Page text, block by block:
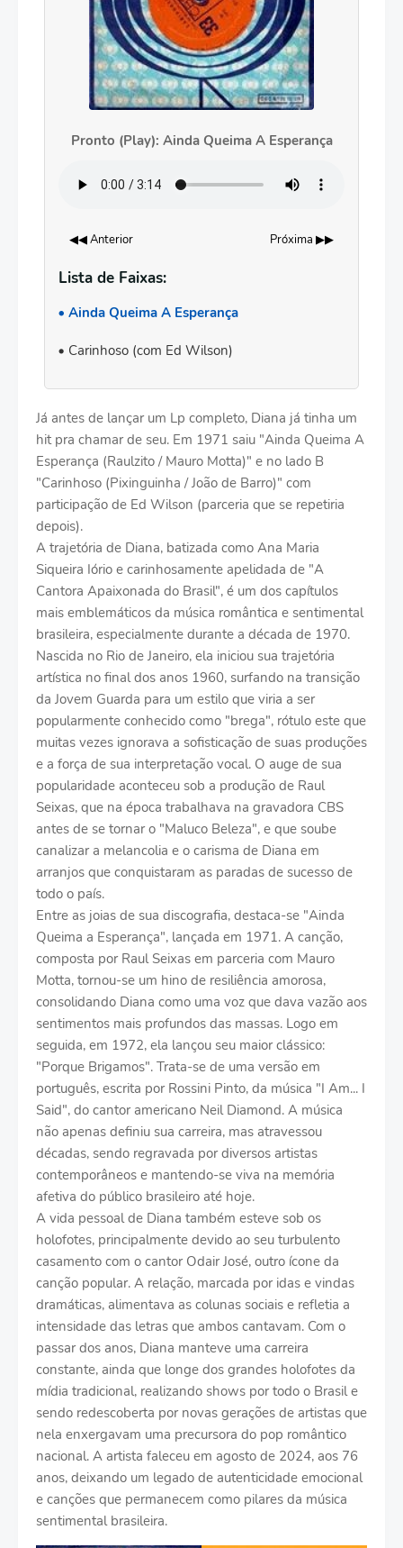
Pronto (Play): Ainda Queima A Esperança
◀◀ Anterior Próxima ▶▶
Lista de Faixas:
Ainda Queima A Esperança
Carinhoso (com Ed Wilson)
Já antes de lançar um Lp completo, Diana já tinha um
hit pra chamar de seu. Em 1971 saiu "Ainda Queima A
Esperança (Raulzito / Mauro Motta)" e no lado B
"Carinhoso (Pixinguinha / João de Barro)" com
participação de Ed Wilson (parceria que se repetiria
depois).
A trajetória de Diana, batizada como Ana Maria
Siqueira Iório e carinhosamente apelidada de "A
Cantora Apaixonada do Brasil", é um dos capítulos
mais emblemáticos da música romântica e sentimental
brasileira, especialmente durante a década de 1970.
Nascida no Rio de Janeiro, ela iniciou sua trajetória
artística no final dos anos 1960, surfando na transição
da Jovem Guarda para um estilo que viria a ser
popularmente conhecido como "brega", rótulo este que
muitas vezes ignorava a sofisticação de suas produções
e a força de sua interpretação vocal. O auge de sua
popularidade aconteceu sob a produção de Raul
Seixas, que na época trabalhava na gravadora CBS
antes de se tornar o "Maluco Beleza", e que soube
canalizar a melancolia e o carisma de Diana em
arranjos que conquistaram as paradas de sucesso de
todo o país.
Entre as joias de sua discografia, destaca-se "Ainda
Queima a Esperança", lançada em 1971. A canção,
composta por Raul Seixas em parceria com Mauro
Motta, tornou-se um hino de resiliência amorosa,
consolidando Diana como uma voz que dava vazão aos
sentimentos mais profundos das massas. Logo em
seguida, em 1972, ela lançou seu maior clássico:
"Porque Brigamos". Trata-se de uma versão em
português, escrita por Rossini Pinto, da música "I Am... I
Said", do cantor americano Neil Diamond. A música
não apenas definiu sua carreira, mas atravessou
décadas, sendo regravada por diversos artistas
contemporâneos e mantendo-se viva na memória
afetiva do público brasileiro até hoje.
A vida pessoal de Diana também esteve sob os
holofotes, principalmente devido ao seu turbulento
casamento com o cantor Odair José, outro ícone da
canção popular. A relação, marcada por idas e vindas
dramáticas, alimentava as colunas sociais e refletia a
intensidade das letras que ambos cantavam. Com o
passar dos anos, Diana manteve uma carreira
constante, ainda que longe dos grandes holofotes da
mídia tradicional, realizando shows por todo o Brasil e
sendo redescoberta por novas gerações de artistas que
nela enxergavam uma precursora do pop romântico
nacional. A artista faleceu em agosto de 2024, aos 76
anos, deixando um legado de autenticidade emocional
e canções que permanecem como pilares da música
sentimental brasileira.